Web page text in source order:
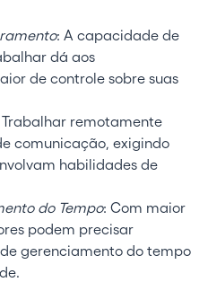
: A capacidade de
dá aos
de controle sobre suas
Trabalhar remotamente
comunicação, exigindo
habilidades de
do Tempo: Com maior
podem precisar
gerenciamento do tempo